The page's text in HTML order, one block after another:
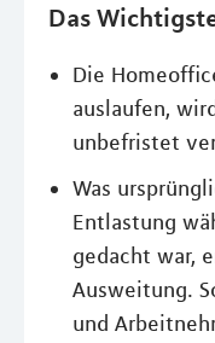
Das
Die
auslaufen,
unbefristet
Was
Entlastung
gedacht war,
Ausweitung.
und